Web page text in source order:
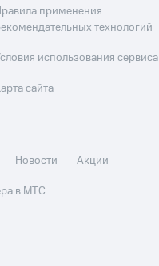
применения
технологий
использования сервиса
сайта
Новости
Акции
в МТС